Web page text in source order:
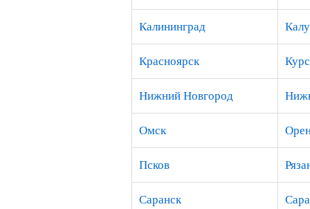
Калининград
Красноярск
Нижний Новгород
Омск
Псков
Саранск